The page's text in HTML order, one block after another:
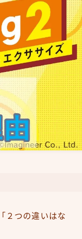
２つの違いはな